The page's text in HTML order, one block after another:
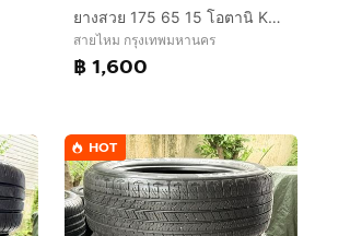
ยางสวย 175 65 15 โอตานิ KC1000
สายไหม กรุงเทพมหานคร
฿ 1,600
HOT